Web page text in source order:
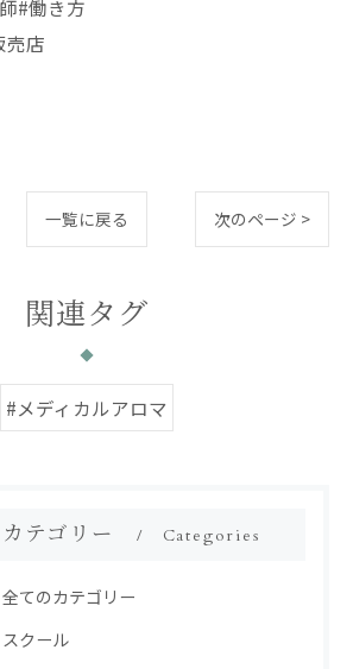
#働き方
売店
一覧に戻る 次のページ >
関連タグ
#メディカルアロマ
カテゴリー Categories
全てのカテゴリー
スクール